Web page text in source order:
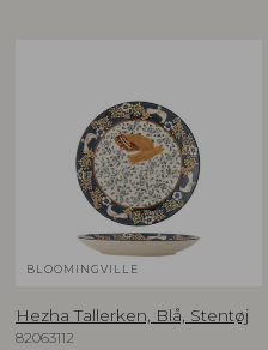
BLOOMINGVILLE
Hezha Tallerken, Blå, Stentøj
82063112